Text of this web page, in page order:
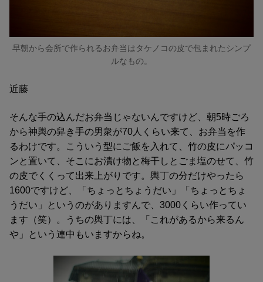
早朝から会所で作られるお弁当はタケノコの皮で包まれたシンプ
ルなもの。
近藤
そんな手の込んだお弁当じゃないんですけど、朝5時ごろ
から神輿の舁き手の男衆が70人くらい来て、お弁当を作
るわけです。こういう型にご飯を入れて、竹の皮にパッコ
ンと置いて、そこにお漬け物と梅干しとごま塩のせて、竹
の皮でくくって出来上がりです。輿丁の分だけやったら
1600ですけど、「ちょっとちょうだい」「ちょっとちょ
うだい」というのがありますんで、3000くらい作ってい
ます（笑）。うちの輿丁には、「これがあるから来るん
や」という連中もいますからね。